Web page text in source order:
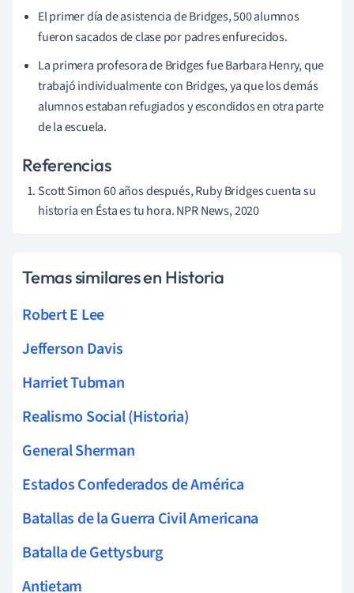
El primer día de asistencia de Bridges, 500 alumnos
fueron sacados de clase por padres enfurecidos.
La primera profesora de Bridges fue Barbara Henry, que
trabajó individualmente con Bridges, ya que los demás
alumnos estaban refugiados y escondidos en otra parte
de la escuela.
Referencias
Scott Simon 60 años después, Ruby Bridges cuenta su
historia en Ésta es tu hora. NPR News, 2020
Temas similares en Historia
Robert E Lee
Jefferson Davis
Harriet Tubman
Realismo Social (Historia)
General Sherman
Estados Confederados de América
Batallas de la Guerra Civil Americana
Batalla de Gettysburg
Antietam